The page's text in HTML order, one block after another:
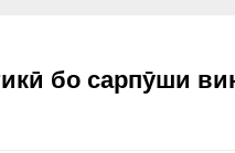
бо сарпӯши